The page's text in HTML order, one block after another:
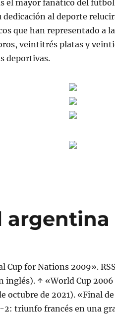
el mayor fanático del
al deporte
que han representado a
veintitrés platas y
deportivas.
for Nations 2009».
inglés). ↑ «World Cup
octubre de 2021). «Final
2: triunfo francés en una